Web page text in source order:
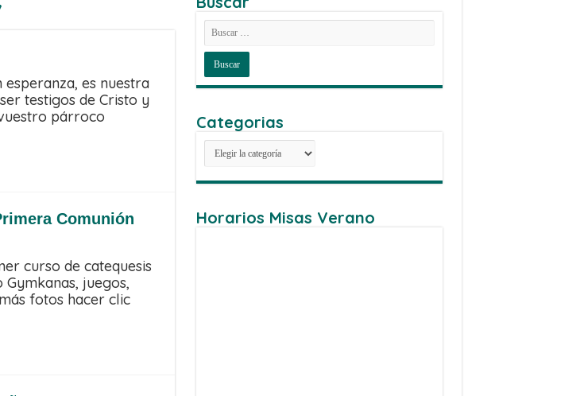
es nuestra
testigos de Cristo y
párroco
Comunión
curso de catequesis
juegos,
fotos hacer clic
Categorias
Categorias
Horarios Misas Verano